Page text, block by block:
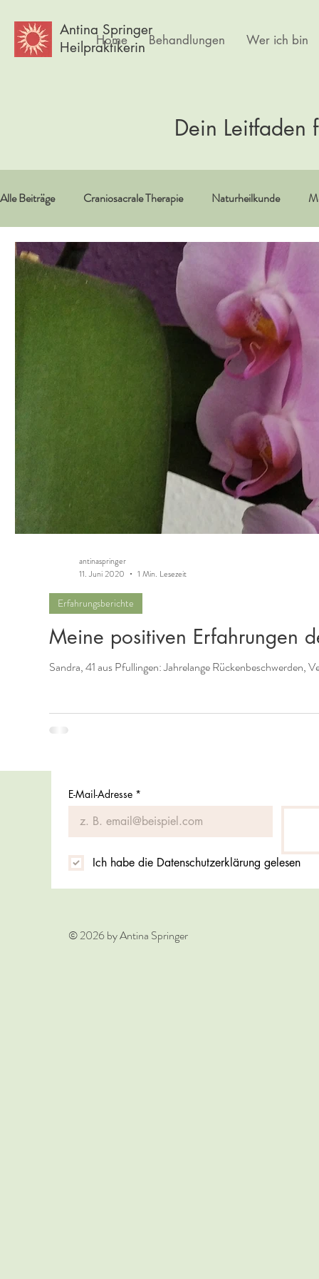
Antina Springer
Heilpraktikerin
Home Behandlungen Wer ich bin
Dein Leitfaden
Alle Beiträge Craniosacrale Therapie Naturheilkunde
Vitamine/Spurenelemente Spiritualität
Psychlogie Körpertherapie Kultur
Meine positiven Erfahrungen
Sandra, 41 aus Pfullingen: Jahrelange
Erfahrungsberichte
antinaspringer
11. Juni 2020
1 Min. Lesezeit
E-Mail-Adresse *
Ich habe die Datenschutzerklärung gelesen
© 2026 by Antina Springer